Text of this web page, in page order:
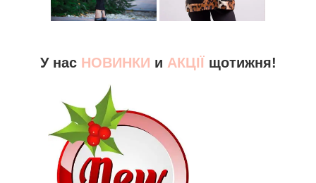
У нас НОВИНКИ и АКЦІЇ щотижня!